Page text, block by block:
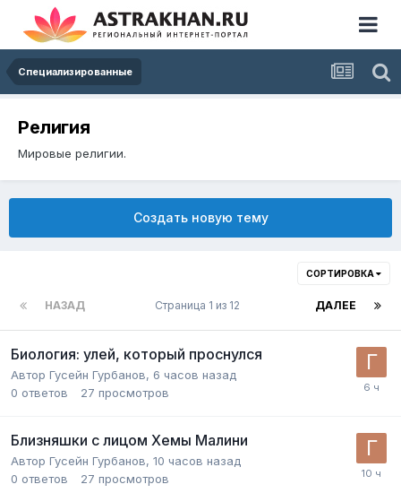
Специализированные
Религия
Мировые религии.
Создать новую тему
СОРТИРОВКА
НАЗАД ДАЛЕЕ
Страница 1 из 12
Биология: улей, который проснулся
Автор Гусейн Гурбанов, 6 часов назад
0 ответов 27 просмотров
Близняшки с лицом Хемы Малини
Автор Гусейн Гурбанов, 10 часов назад
0 ответов 27 просмотров